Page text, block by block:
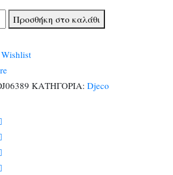
Προσθήκη στο καλάθι
ΚΑΤΗΓΟΡΙΑ: Djeco